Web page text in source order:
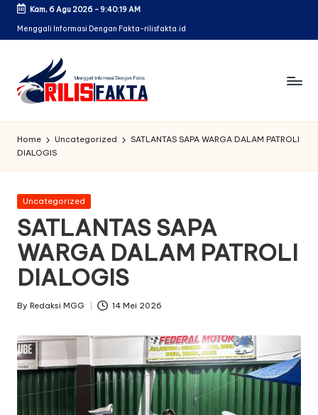
Skip
Kam, 6 Agu 2026- 9:40:19 AM
Menggali Informasi Dengan Fakta-rilisfakta.id
Home Uncategorized
SATLANTAS SAPA WARGA DALAM PATROLI
DIALOGIS
Posted
Uncategorized
SATLANTAS SAPA
WARGA DALAM PATROLI
DIALOGIS
Posted
By Redaksi MGG 14 Mei 2026